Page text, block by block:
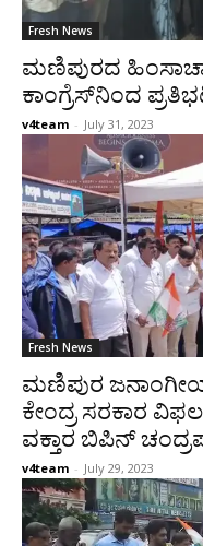
Fresh News
ಮಣಿಪುರದ
ಕಾಂಗ್ರೆಸ್‍ನಿಂದ
v4team - July 31, 2023
Fresh News
ಮಣಿಪುರ
ಕೇಂದ್ರ ಸರಕಾರ
ವಕ್ತಾರ ಬಿಪಿನ್
v4team - July 29, 2023